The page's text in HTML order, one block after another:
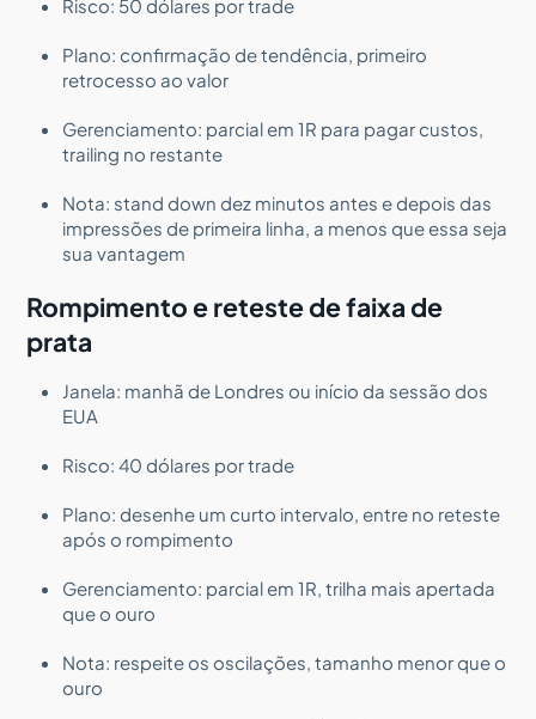
Risco: 50 dólares por trade
Plano: confirmação de tendência, primeiro
retrocesso ao valor
Gerenciamento: parcial em 1R para pagar custos,
trailing no restante
Nota: stand down dez minutos antes e depois das
impressões de primeira linha, a menos que essa seja
sua vantagem
Rompimento e reteste de faixa de
prata
Janela: manhã de Londres ou início da sessão dos
EUA
Risco: 40 dólares por trade
Plano: desenhe um curto intervalo, entre no reteste
após o rompimento
Gerenciamento: parcial em 1R, trilha mais apertada
que o ouro
Nota: respeite os oscilações, tamanho menor que o
ouro